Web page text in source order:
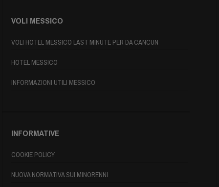
VOLI MESSICO
VOLI HOTEL MESSICO LAST MINUTE PER DA CANCUN
HOTEL MESSICO
INFORMAZIONI UTILI MESSICO
INFORMATIVE
COOKIE POLICY
NUOVA NORMATIVA SUI MINORENNI